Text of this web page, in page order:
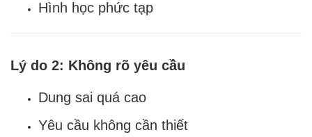
Hình học phức tạp
Lý do 2: Không rõ yêu cầu
Dung sai quá cao
Yêu cầu không cần thiết